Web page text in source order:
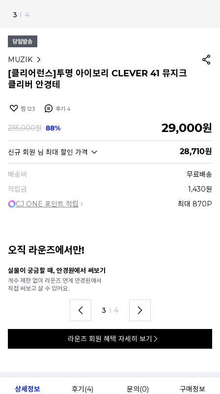
4 I 4
MUZIK
[클리어런스]투명 아이보리 CLEVER 41 뮤지크
클리버 안경테
찜 123 후기 4
235,000원 88% 29,000원
신규 회원 님 최대 할인 가격 28,710원
배송비
무료배송
적립금
1,430원
CJ ONE 포인트 적립
최대 870P
오직 라운즈에서만!
, 안경원에서 써보기
운즈 연계 안경원에서
있어요.
4 I 4
라운즈 회원 혜택 자세히 보기
상세정보 후기(4) 문의(0) 구매정보